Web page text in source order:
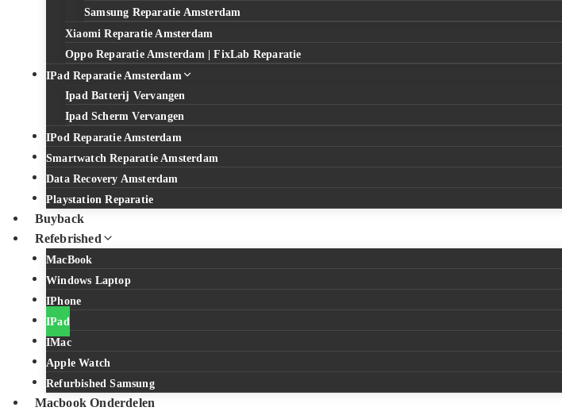
Samsung Reparatie Amsterdam
Xiaomi Reparatie Amsterdam
Oppo Reparatie Amsterdam | FixLab Reparatie
IPad Reparatie Amsterdam
Ipad Batterij Vervangen
Ipad Scherm Vervangen
IPod Reparatie Amsterdam
Smartwatch Reparatie Amsterdam
Data Recovery Amsterdam
Playstation Reparatie
Buyback
Refebrished
MacBook
Windows Laptop
IPhone
IPad
IMac
Apple Watch
Refurbished Samsung
Macbook Onderdelen